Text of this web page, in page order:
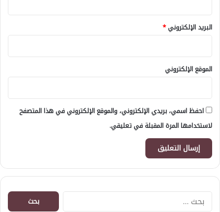
البريد الإلكتروني*
الموقع الإلكتروني
احفظ اسمي، بريدي الإلكتروني، والموقع الإلكتروني في هذا المتصفح
لاستخدامها المرة المقبلة في تعليقي.
البحث
عن: